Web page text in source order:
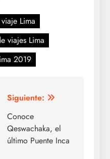
Lima
viajes Lima
2019
Siguiente:
Conoce
Qeswachaka, el
último Puente Inca